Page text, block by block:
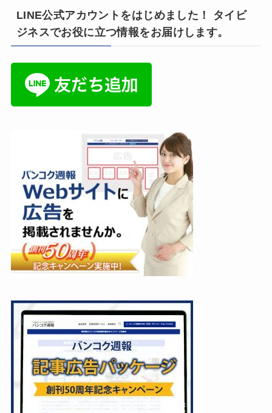
LINE公式アカウントをはじめました！ タイビ
ジネスでお役に立つ情報をお届けします。